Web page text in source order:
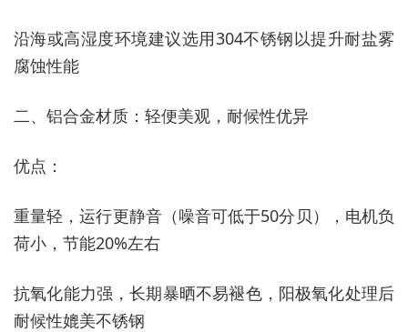
沿海或高湿度环境建议选用304不锈钢以提升耐盐雾
腐蚀性能
二、铝合金材质：轻便美观，耐候性优异
‌优点‌：
重量轻，运行更静音（噪音可低于50分贝），电机负
荷小，节能20%左右
抗氧化能力强，长期暴晒不易褪色，阳极氧化处理后
耐候性媲美不锈钢